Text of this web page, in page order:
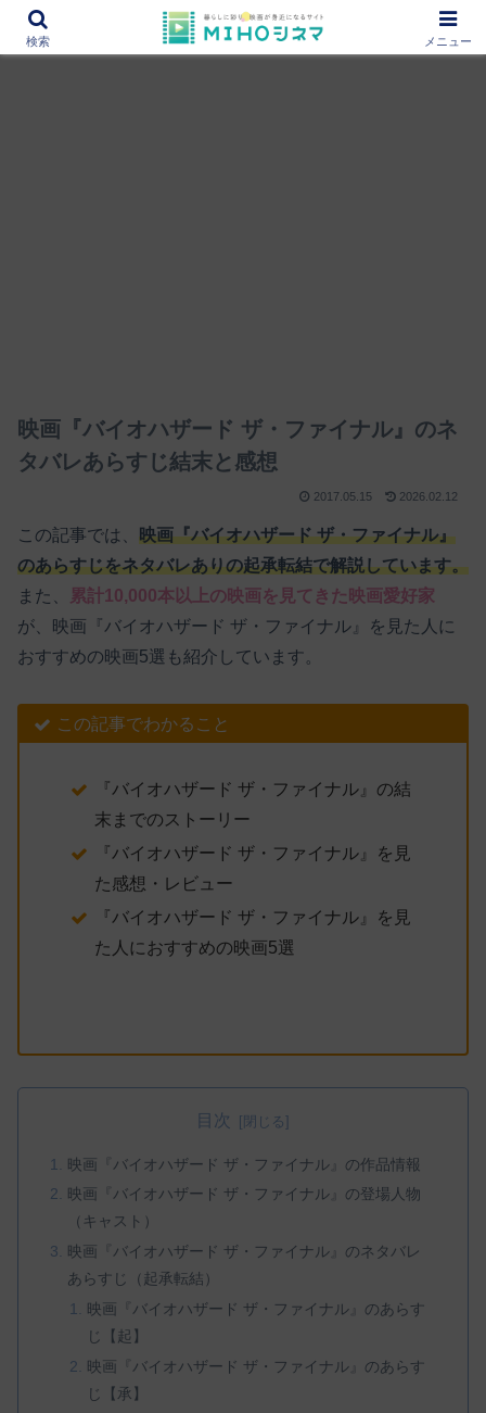
12000作品を紹介！あなたの映画図書館『MIHOシネマ』
映画『バイオハザード ザ・ファイナル』のネ
タバレあらすじ結末と感想
2017.05.15 2026.02.12
この記事では、 映画『バイオハザード ザ・ファイナル』
のあらすじをネタバレありの起承転結で解説しています。
また、
累計10,000本以上の映画を見てきた映画愛好家
が、映画『バイオハザード ザ・ファイナル』を見た人に
おすすめの映画5選も紹介しています。
この記事でわかること
『バイオハザード ザ・ファイナル』の結
末までのストーリー
『バイオハザード ザ・ファイナル』を見
た感想・レビュー
『バイオハザード ザ・ファイナル』を見
た人におすすめの映画5選
目次
映画『バイオハザード ザ・ファイナル』の作品情報
映画『バイオハザード ザ・ファイナル』の登場人物
（キャスト）
映画『バイオハザード ザ・ファイナル』のネタバレ
あらすじ（起承転結）
映画『バイオハザード ザ・ファイナル』のあらす
じ【起】
映画『バイオハザード ザ・ファイナル』のあらす
じ【承】
検索 メニュー